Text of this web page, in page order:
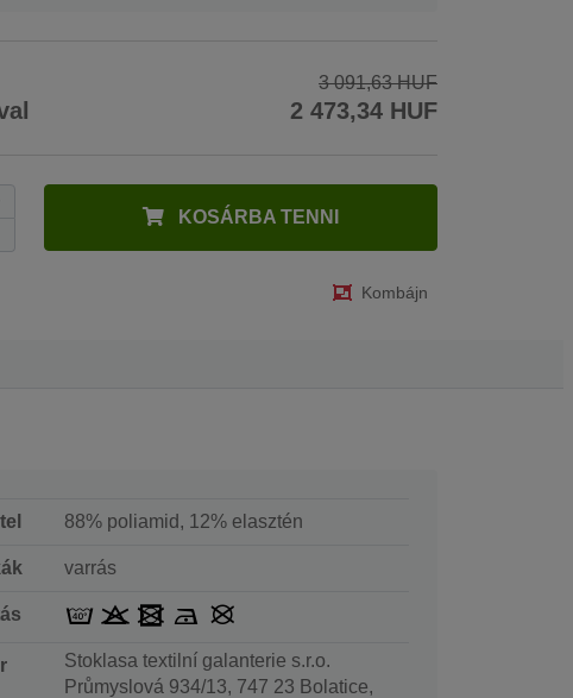
3 091,63 HUF
2 473,34 HUF
KOSÁRBA TENNI
Kombájn
88% poliamid, 12% elasztén
varrás
Stoklasa textilní galanterie s.r.o.
Průmyslová 934/13, 747 23 Bolatice,